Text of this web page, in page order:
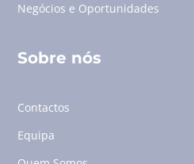
Negócios e Oportunidades
Sobre nós
Contactos
Equipa